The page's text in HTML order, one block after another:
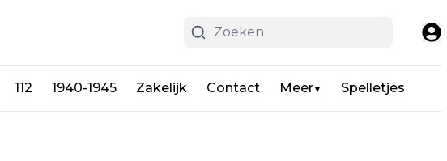
112 1940-1945 Zakelijk Contact Meer▼ Spelletjes